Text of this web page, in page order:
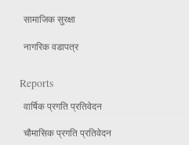
सामाजिक सुरक्षा
नागरिक वडापत्र
Reports
वार्षिक प्रगति प्रतिवेदन
चौमासिक प्रगति प्रतिवेदन